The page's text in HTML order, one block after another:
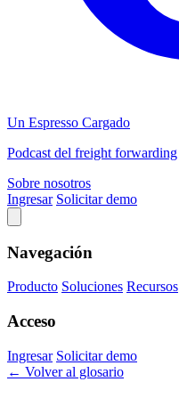
Un Espresso Cargado
Podcast del freight forwarding
Sobre nosotros
Ingresar Solicitar demo
Navegación
Producto Soluciones Recursos
Acceso
Ingresar Solicitar demo
← Volver al glosario